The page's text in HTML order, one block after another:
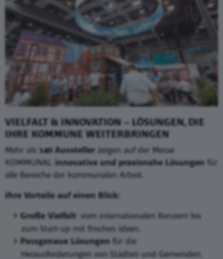
VIELFALT & INNOVATION – LÖSUNGEN, DIE
IHRE KOMMUNE WEITERBRINGEN
Mehr als 140 Aussteller zeigen auf der Messe
KOMMUNAL innovative und praxisnahe Lösungen für
alle Bereiche der kommunalen Arbeit.
Ihre Vorteile auf einen Blick:
Große Vielfalt : vom internationalen Konzern bis
zum Start-up mit frischen Ideen.
Passgenaue Lösungen für die
Herausforderungen von Städten und Gemeinden.